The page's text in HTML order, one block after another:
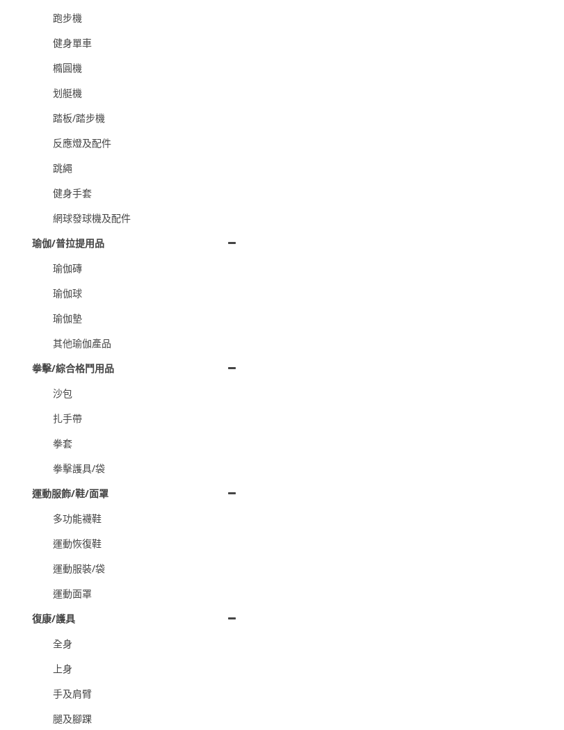
跑步機
健身單車
橢圓機
划艇機
踏板/踏步機
反應燈及配件
跳繩
健身手套
網球發球機及配件
瑜伽/普拉提用品
瑜伽磚
瑜伽球
瑜伽墊
其他瑜伽產品
拳擊/綜合格鬥用品
沙包
扎手帶
拳套
拳擊護具/袋
運動服飾/鞋/面罩
多功能襪鞋
運動恢復鞋
運動服裝/袋
運動面罩
復康/護具
全身
上身
手及肩臂
腿及腳踝